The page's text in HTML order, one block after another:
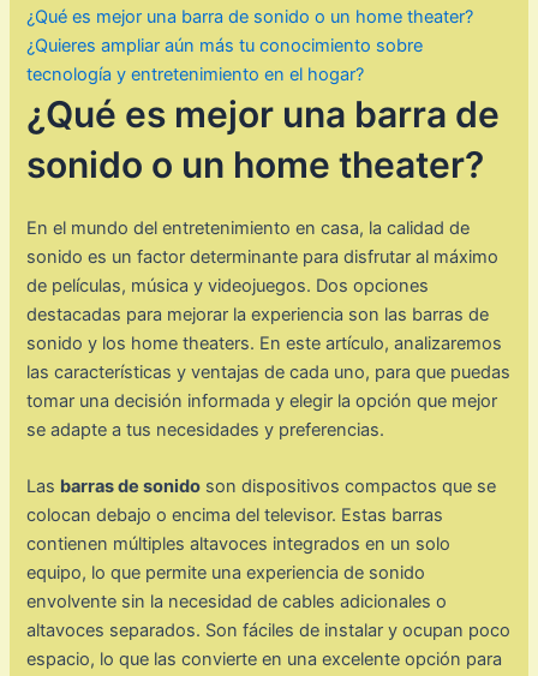
¿Qué es mejor una barra de sonido o un home theater?
¿Quieres ampliar aún más tu conocimiento sobre
tecnología y entretenimiento en el hogar?
¿Qué es mejor una barra de
sonido o un home theater?
En el mundo del entretenimiento en casa, la calidad de
sonido es un factor determinante para disfrutar al máximo
de películas, música y videojuegos. Dos opciones
destacadas para mejorar la experiencia son las barras de
sonido y los home theaters. En este artículo, analizaremos
las características y ventajas de cada uno, para que puedas
tomar una decisión informada y elegir la opción que mejor
se adapte a tus necesidades y preferencias.
Las barras de sonido son dispositivos compactos que se
colocan debajo o encima del televisor. Estas barras
contienen múltiples altavoces integrados en un solo
equipo, lo que permite una experiencia de sonido
envolvente sin la necesidad de cables adicionales o
altavoces separados. Son fáciles de instalar y ocupan poco
espacio, lo que las convierte en una excelente opción para